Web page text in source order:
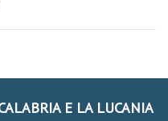
E LA LUCANIA